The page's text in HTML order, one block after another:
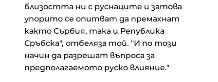
близостта ни с руснаците и затова
упорито се опитват да премахнат
както Сърбия, така и Република
Сръбска", отбеляза той. "И по този
начин да разрешат въпроса за
предполагаемото руско влияние."